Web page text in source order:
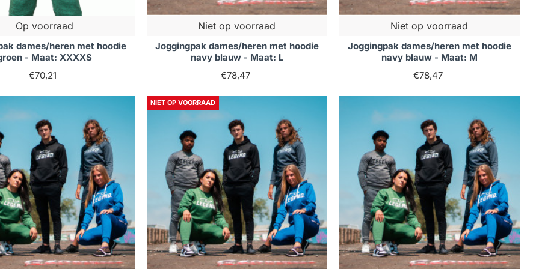
Op voorraad
dames/heren met hoodie
- Maat: XXXXS
€70,21
Niet op voorraad
Joggingpak dames/heren met hoodie
navy blauw - Maat: L
€78,47
Niet op voorraad
Joggingpak dames/heren met hoodie
navy blauw - Maat: M
€78,47
NIET OP VOORRAAD